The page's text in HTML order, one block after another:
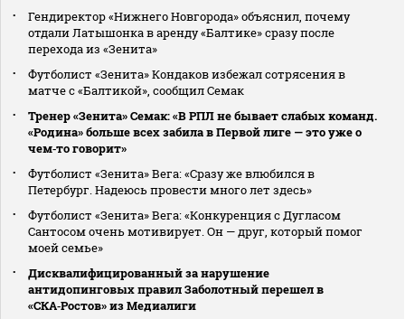
Гендиректор «Нижнего Новгорода» объяснил, почему
отдали Латышонка в аренду «Балтике» сразу после
перехода из «Зенита»
Футболист «Зенита» Кондаков избежал сотрясения в
матче с «Балтикой», сообщил Семак
Тренер «Зенита» Семак: «В РПЛ не бывает слабых команд.
«Родина» больше всех забила в Первой лиге — это уже о
чем‑то говорит»
Футболист «Зенита» Вега: «Сразу же влюбился в
Петербург. Надеюсь провести много лет здесь»
Футболист «Зенита» Вега: «Конкуренция с Дугласом
Сантосом очень мотивирует. Он — друг, который помог
моей семье»
Дисквалифицированный за нарушение
антидопинговых правил Заболотный перешел в
«СКА‑Ростов» из Медиалиги